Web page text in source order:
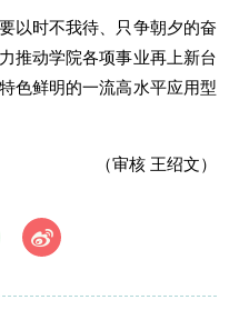
以时不我待、只争朝夕的奋
推动学院各项事业再上新台
色鲜明的一流高水平应用型
（审核 王绍文）